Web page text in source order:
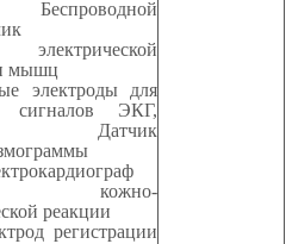
Беспроводной
мышц
электроды для
сигналов ЭКГ,
кожно-
реакции
регистрации